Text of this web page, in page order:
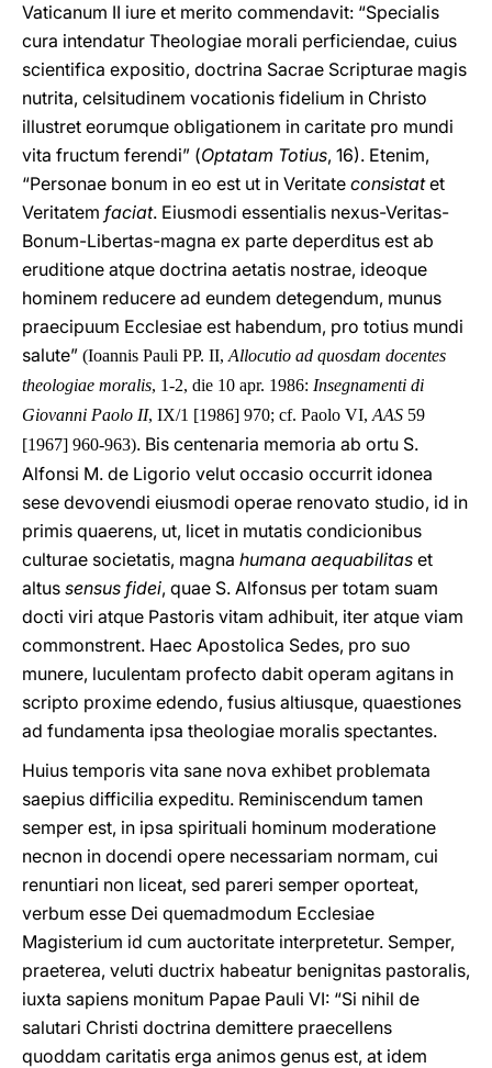
Vaticanum II iure et merito commendavit: “Specialis
cura intendatur Theologiae morali perficiendae, cuius
scientifica expositio, doctrina Sacrae Scripturae magis
nutrita, celsitudinem vocationis fidelium in Christo
illustret eorumque obligationem in caritate pro mundi
vita fructum ferendi” (Optatam Totius, 16). Etenim,
“Personae bonum in eo est ut in Veritate consistatet
Veritatem faciat. Eiusmodi essentialis nexus-Veritas-
Bonum-Libertas-magna ex parte deperditus est ab
eruditione atque doctrina aetatis nostrae, ideoque
hominem reducere ad eundem detegendum, munus
praecipuum Ecclesiae est habendum, pro totius mundi
salute” (Ioannis Pauli PP. II, Allocutio ad quosdam docentes
theologiae moralis, 1-2, die 10 apr. 1986: Insegnamenti di
Giovanni Paolo II, IX/1 [1986] 970; cf. Paolo VI, AAS 59
[1967] 960-963). Bis centenaria memoria ab ortu S.
Alfonsi M. de Ligorio velut occasio occurrit idonea
sese devovendi eiusmodi operae renovato studio, id in
primis quaerens, ut, licet in mutatis condicionibus
culturae societatis, magna humana aequabilitas et
altus sensus fidei, quae S. Alfonsus per totam suam
docti viri atque Pastoris vitam adhibuit, iter atque viam
commonstrent. Haec Apostolica Sedes, pro suo
munere, luculentam profecto dabit operam agitans in
scripto proxime edendo, fusius altiusque, quaestiones
ad fundamenta ipsa theologiae moralis spectantes.
Huius temporis vita sane nova exhibet problemata
saepius difficilia expeditu. Reminiscendum tamen
semper est, in ipsa spirituali hominum moderatione
necnon in docendi opere necessariam normam, cui
renuntiari non liceat, sed pareri semper oporteat,
verbum esse Dei quemadmodum Ecclesiae
Magisterium id cum auctoritate interpretetur. Semper,
praeterea, veluti ductrix habeatur benignitas pastoralis,
iuxta sapiens monitum Papae Pauli VI: “Si nihil de
salutari Christi doctrina demittere praecellens
quoddam caritatis erga animos genus est, at idem